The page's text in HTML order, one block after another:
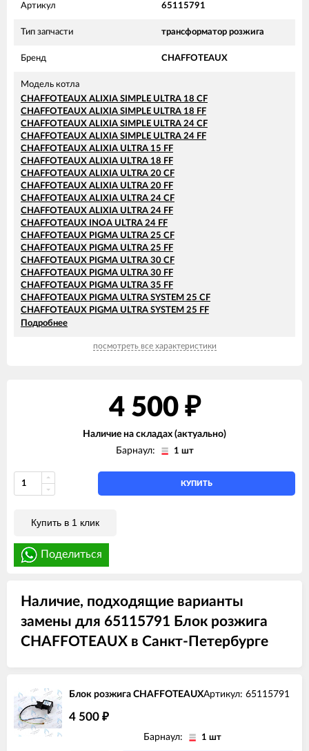
Артикул 65115791
Тип запчасти трансформатор розжига
Бренд CHAFFOTEAUX
Модель котла
CHAFFOTEAUX ALIXIA SIMPLE ULTRA 18 CF
CHAFFOTEAUX ALIXIA SIMPLE ULTRA 18 FF
CHAFFOTEAUX ALIXIA SIMPLE ULTRA 24 CF
CHAFFOTEAUX ALIXIA SIMPLE ULTRA 24 FF
CHAFFOTEAUX ALIXIA ULTRA 15 FF
CHAFFOTEAUX ALIXIA ULTRA 18 FF
CHAFFOTEAUX ALIXIA ULTRA 20 CF
CHAFFOTEAUX ALIXIA ULTRA 20 FF
CHAFFOTEAUX ALIXIA ULTRA 24 CF
CHAFFOTEAUX ALIXIA ULTRA 24 FF
CHAFFOTEAUX INOA ULTRA 24 FF
CHAFFOTEAUX PIGMA ULTRA 25 CF
CHAFFOTEAUX PIGMA ULTRA 25 FF
CHAFFOTEAUX PIGMA ULTRA 30 CF
CHAFFOTEAUX PIGMA ULTRA 30 FF
CHAFFOTEAUX PIGMA ULTRA 35 FF
CHAFFOTEAUX PIGMA ULTRA SYSTEM 25 CF
CHAFFOTEAUX PIGMA ULTRA SYSTEM 25 FF
CHAFFOTEAUX PIGMA ULTRA SYSTEM 30 FF
Подробнее
посмотреть все характеристики
4 500 ₽
Наличие на складах (актуально)
Барнаул:
1 шт
КУПИТЬ
Купить в 1 клик
Поделиться
Наличие, подходящие варианты
замены для 65115791 Блок розжига
CHAFFOTEAUX в Санкт-Петербурге
Блок розжига CHAFFOTEAUXАртикул: 65115791
4 500 ₽
Барнаул: 1 шт